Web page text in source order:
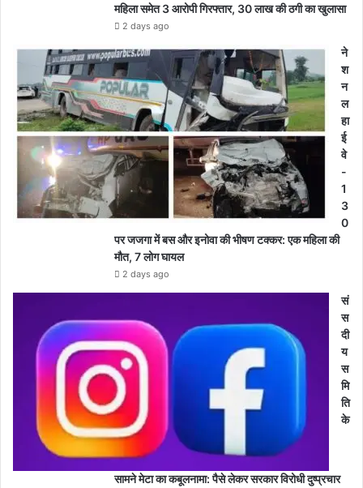
महिला समेत 3 आरोपी गिरफ्तार, 30 लाख की ठगी का खुलासा
2 days ago
ने
श
न
ल
हा
ई
वे
-
1
3
0
पर जजगा में बस और इनोवा की भीषण टक्कर: एक महिला की
मौत, 7 लोग घायल
2 days ago
सं
स
दी
य
स
मि
ति
के
सामने मेटा का कबूलनामा: पैसे लेकर सरकार विरोधी दुष्प्रचार